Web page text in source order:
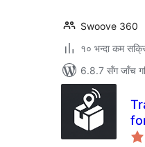
Swoove 360
१० भन्दा कम
6.8.7 सँग जाँच